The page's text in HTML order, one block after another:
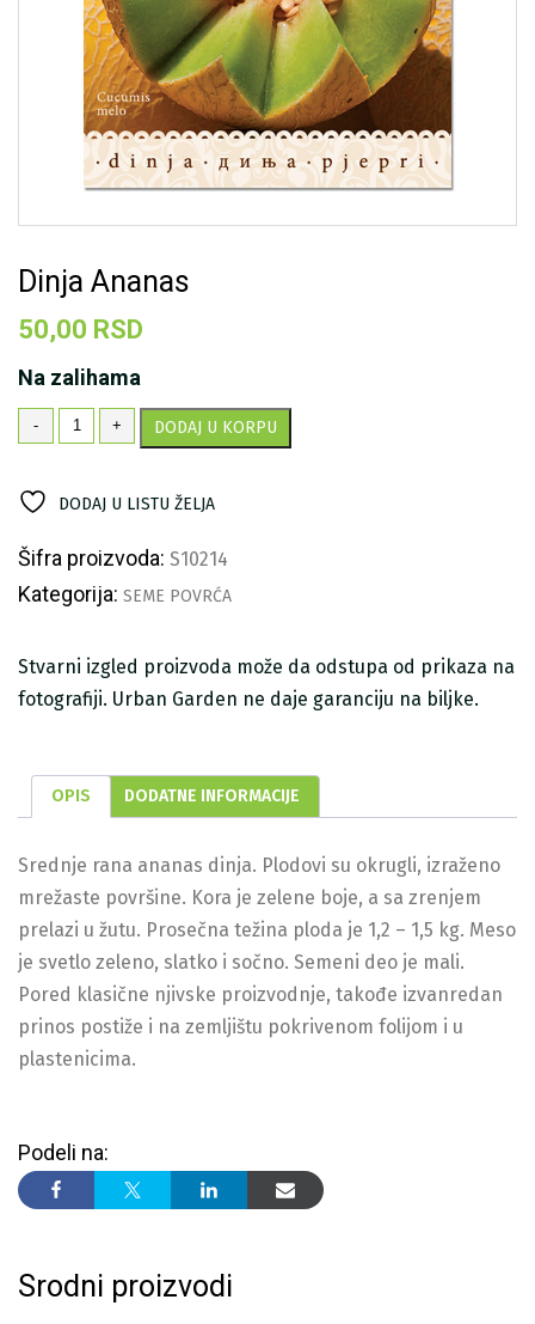
Dinja Ananas
50,00 RSD
Na zalihama
-
Dinja
Ananas
+ DODAJ U KORPU
DODAJ U LISTU ŽELJA
Šifra proizvoda: S10214
Kategorija: SEME POVRĆA
Stvarni izgled proizvoda može da odstupa od prikaza na
fotografiji. Urban Garden ne daje garanciju na biljke.
OPIS DODATNE INFORMACIJE
Srednje rana ananas dinja. Plodovi su okrugli, izraženo
mrežaste površine. Kora je zelene boje, a sa zrenjem
prelazi u žutu. Prosečna težina ploda je 1,2 – 1,5 kg. Meso
je svetlo zeleno, slatko i sočno. Semeni deo je mali.
Pored klasične njivske proizvodnje, takođe izvanredan
prinos postiže i na zemljištu pokrivenom folijom i u
plastenicima.
Podeli na:
Srodni proizvodi